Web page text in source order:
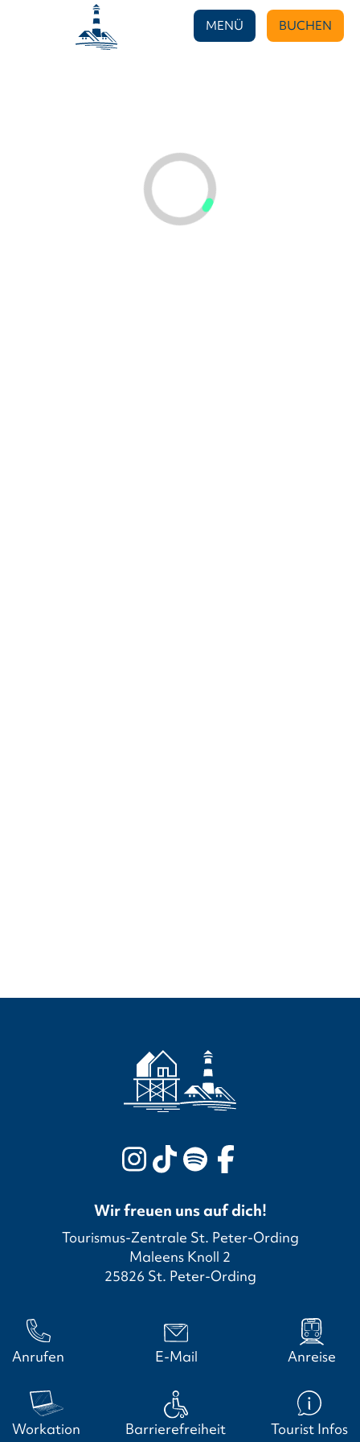
MENÜ BUCHEN
Wir freuen uns auf dich!
Tourismus-Zentrale St. Peter-Ording
Maleens Knoll 2
25826 St. Peter-Ording
Anrufen E-Mail Anreise
Workation Barrierefreiheit Tourist Infos